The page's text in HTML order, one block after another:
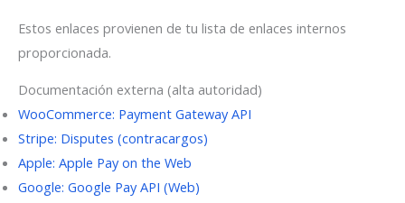
Estos enlaces provienen de tu lista de enlaces internos
proporcionada.
Documentación externa (alta autoridad)
WooCommerce: Payment Gateway API
Stripe: Disputes (contracargos)
Apple: Apple Pay on the Web
Google: Google Pay API (Web)